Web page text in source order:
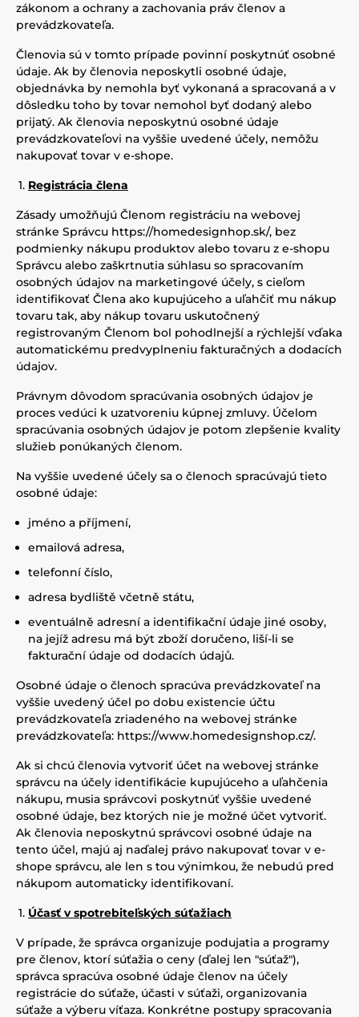
zákonom a ochrany a zachovania práv členov a
prevádzkovateľa.
Členovia sú v tomto prípade povinní poskytnúť osobné
údaje. Ak by členovia neposkytli osobné údaje,
objednávka by nemohla byť vykonaná a spracovaná a v
dôsledku toho by tovar nemohol byť dodaný alebo
prijatý. Ak členovia neposkytnú osobné údaje
prevádzkovateľovi na vyššie uvedené účely, nemôžu
nakupovať tovar v e-shope.
Registrácia člena
Zásady umožňujú Členom registráciu na webovej
stránke Správcu https://homedesignhop.sk/, bez
podmienky nákupu produktov alebo tovaru z e-shopu
Správcu alebo zaškrtnutia súhlasu so spracovaním
osobných údajov na marketingové účely, s cieľom
identifikovať Člena ako kupujúceho a uľahčiť mu nákup
tovaru tak, aby nákup tovaru uskutočnený
registrovaným Členom bol pohodlnejší a rýchlejší vďaka
automatickému predvyplneniu fakturačných a dodacích
údajov.
Právnym dôvodom spracúvania osobných údajov je
proces vedúci k uzatvoreniu kúpnej zmluvy. Účelom
spracúvania osobných údajov je potom zlepšenie kvality
služieb ponúkaných členom.
Na vyššie uvedené účely sa o členoch spracúvajú tieto
osobné údaje:
jméno a příjmení,
emailová adresa,
telefonní číslo,
adresa bydliště včetně státu,
eventuálně adresní a identifikační údaje jiné osoby,
na jejíž adresu má být zboží doručeno, liší-li se
fakturační údaje od dodacích údajů.
Osobné údaje o členoch spracúva prevádzkovateľ na
vyššie uvedený účel po dobu existencie účtu
prevádzkovateľa zriadeného na webovej stránke
prevádzkovateľa: https://www.homedesignshop.cz/.
Ak si chcú členovia vytvoriť účet na webovej stránke
správcu na účely identifikácie kupujúceho a uľahčenia
nákupu, musia správcovi poskytnúť vyššie uvedené
osobné údaje, bez ktorých nie je možné účet vytvoriť.
Ak členovia neposkytnú správcovi osobné údaje na
tento účel, majú aj naďalej právo nakupovať tovar v e-
shope správcu, ale len s tou výnimkou, že nebudú pred
nákupom automaticky identifikovaní.
Účasť v spotrebiteľských súťažiach
V prípade, že správca organizuje podujatia a programy
pre členov, ktorí súťažia o ceny (ďalej len "súťaž"),
správca spracúva osobné údaje členov na účely
registrácie do súťaže, účasti v súťaži, organizovania
súťaže a výberu víťaza. Konkrétne postupy spracovania